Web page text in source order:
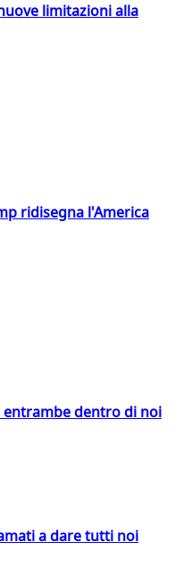
limitazioni alla
ridisegna l'America
entrambe dentro di noi
a dare tutti noi